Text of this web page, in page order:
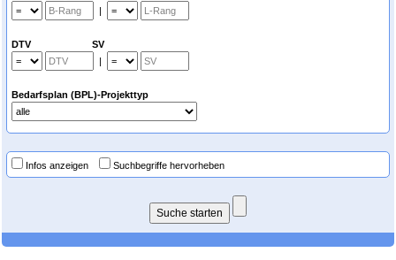
|
DTV SV
|
Bedarfsplan (BPL)-Projekttyp
Infos anzeigen Suchbegriffe hervorheben